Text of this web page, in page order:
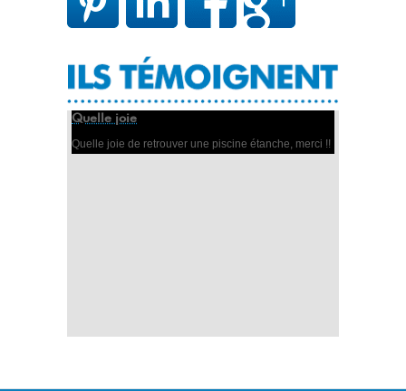
Quelle joie
Quelle joie de retrouver une piscine étanche, merci !!